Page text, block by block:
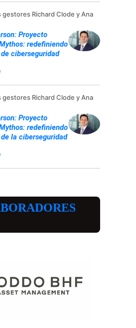
gestores Richard Clode y Ana
Proyecto
redefiniendo
ciberseguridad
gestores Richard Clode y Ana
Proyecto
redefiniendo
la ciberseguridad